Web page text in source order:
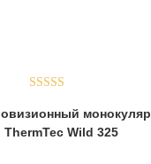
из 5
монокуляр
ThermTec Wild 325